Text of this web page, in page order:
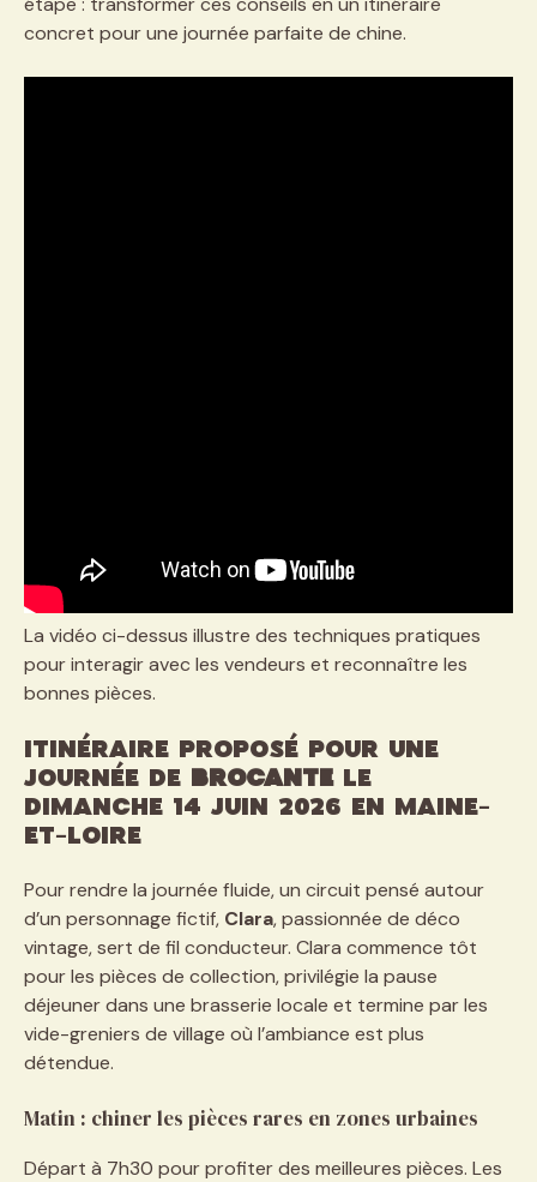
concret pour une journée parfaite de chine.
La vidéo ci-dessus illustre des techniques pratiques
pour interagir avec les vendeurs et reconnaître les
bonnes pièces.
Itinéraire proposé pour une
journée de
brocantele
dimanche 14 juin 2026 en Maine-
et-Loire
Pour rendre la journée fluide, un circuit pensé autour
d’un personnage fictif, Clara, passionnée de déco
vintage, sert de fil conducteur. Clara commence tôt
pour les pièces de collection, privilégie la pause
déjeuner dans une brasserie locale et termine par les
vide-greniers de village où l’ambiance est plus
détendue.
Matin : chiner les pièces rares en zones urbaines
Départ à 7h30 pour profiter des meilleures pièces. Les